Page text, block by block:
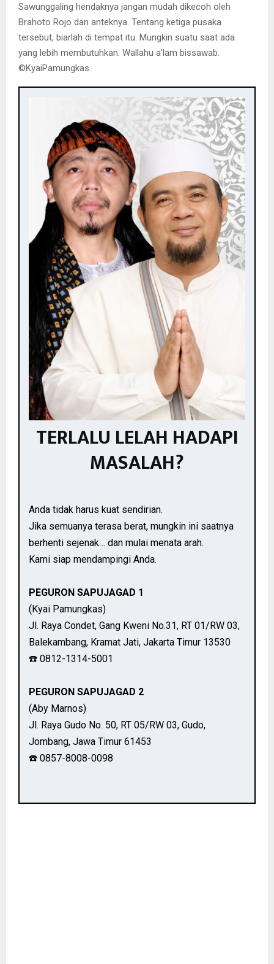
Sawunggaling hendaknya jangan mudah dikecoh oleh
Brahoto Rojo dan anteknya. Tentang ketiga pusaka
tersebut, biarlah di tempat itu. Mungkin suatu saat ada
yang lebih membutuhkan. Wallahu a’lam bissawab.
©️KyaiPamungkas.
TERLALU LELAH HADAPI
MASALAH?
Anda tidak harus kuat sendirian.
Jika semuanya terasa berat, mungkin ini saatnya
berhenti sejenak… dan mulai menata arah.
Kami siap mendampingi Anda.
PEGURON SAPUJAGAD 1
(Kyai Pamungkas)
Jl. Raya Condet, Gang Kweni No.31, RT 01/RW 03,
Balekambang, Kramat Jati, Jakarta Timur 13530
☎️ 0812-1314-5001
PEGURON SAPUJAGAD 2
(Aby Marnos)
Jl. Raya Gudo No. 50, RT 05/RW 03, Gudo,
Jombang, Jawa Timur 61453
☎️ 0857-8008-0098